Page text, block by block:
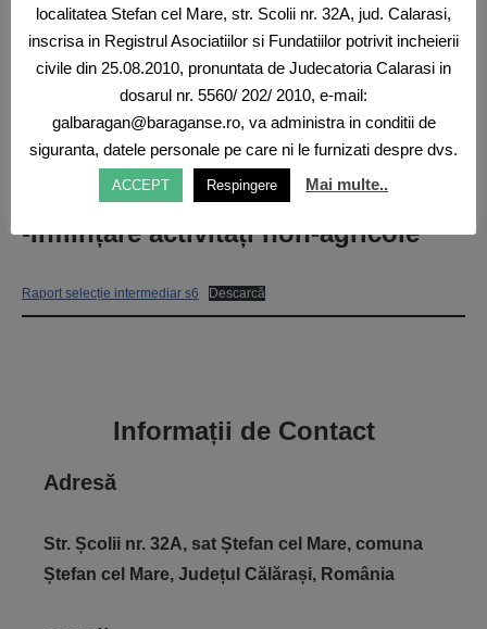
nota transformare in raport final_semnat2 Descarcă
Raport de soluționare a
contestațiilor
RAPORT DE CONTESTATIE s3 Descarcă
Raport intermediar de selecție – M5
-Inființare activități non-agricole
Raport selecție intermediar s6 Descarcă
Informații de Contact
Adresă
Str. Școlii nr. 32A, sat Ștefan cel Mare, comuna
Ștefan cel Mare, Județul Călărași, România
localitatea Stefan cel Mare, str. Scolii nr. 32A, jud. Calarasi,
inscrisa in Registrul Asociatiilor si Fundatiilor potrivit incheierii
civile din 25.08.2010, pronuntata de Judecatoria Calarasi in
dosarul nr. 5560/ 202/ 2010, e-mail:
galbaragan@baraganse.ro, va administra in conditii de
siguranta, datele personale pe care ni le furnizati despre dvs.
ACCEPT Respingere Mai multe..